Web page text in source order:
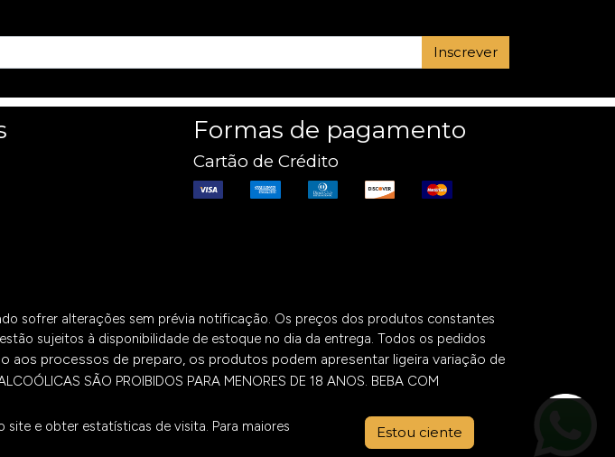
Inscrever
Formas de pagamento
Cartão de Crédito
sofrer alterações sem prévia notificação. Os preços dos produtos constantes
sujeitos à disponibilidade de estoque no dia da entrega. Todos os pedidos
aos processos de preparo, os produtos podem apresentar ligeira variação de
SÃO PROIBIDOS PARA MENORES DE 18 ANOS. BEBA COM
site e obter estatísticas de visita. Para maiores
Estou ciente